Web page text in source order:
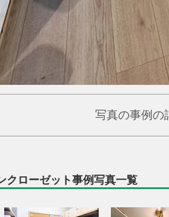
写真の事例の
クローゼット事例写真一覧